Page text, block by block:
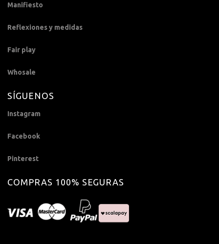
Manifiesto
Reflexiones y medidas
Fair play
Whosale
SÍGUENOS
Instagram
Facebook
Pinterest
COMPRAS 100% SEGURAS